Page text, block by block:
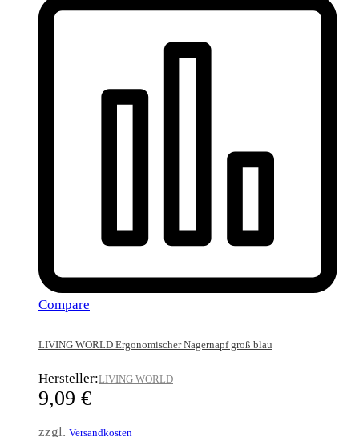
Compare
LIVING WORLD Ergonomischer Nagernapf groß blau
Hersteller:LIVING WORLD
9,09 €
zzgl. Versandkosten